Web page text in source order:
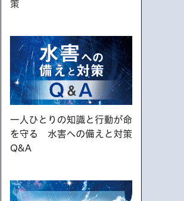
策
一人ひとりの知識と行動が命
を守る 水害への備えと対策
Q&A